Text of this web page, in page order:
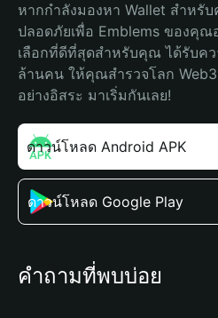
หากกำลังมองหา Wallet สำหรั
ปลอดภัยเพื่อ Emblems ของคุณ
เลือกที่ดีที่สุดสำหรับคุณ ได้รับคว
ล้านคน ให้คุณสำรวจโลก
อย่างอิสระ มาเริ่มกันเลย!
ดาวน์โหลด Android APK
ดาวน์โหลด Google Play
คำถามที่พบบ่อย